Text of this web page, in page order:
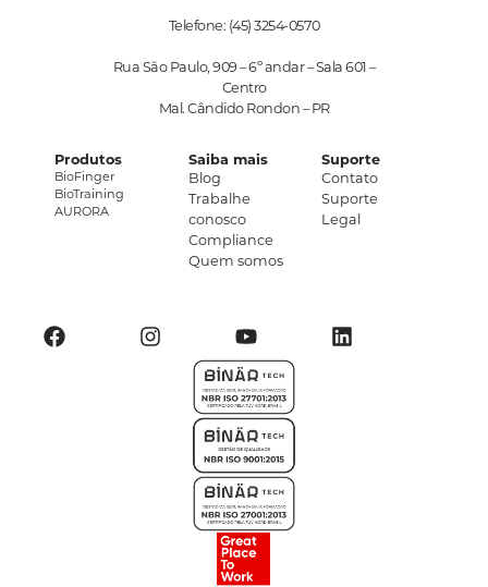
Telefone: (45) 3254-0570
Rua São Paulo, 909 – 6º andar – Sala 601 –
Centro
Mal. Cândido Rondon – PR
Produtos
BioFinger
BioTraining
AURORA
Saiba mais
Blog
Trabalhe
conosco
Compliance
Quem somos
Suporte
Contato
Suporte
Legal